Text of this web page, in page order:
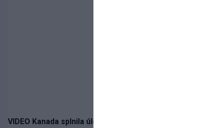
VIDEO Kanada splnila úlohu! Slovenská osemnástka